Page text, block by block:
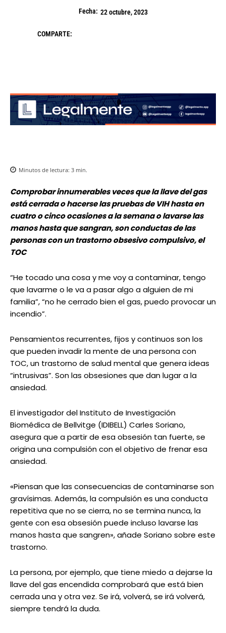
Fecha: 22 octubre, 2023
COMPARTE:
Minutos de lectura: 3 min.
Comprobar innumerables veces que la llave del gas
está cerrada o hacerse las pruebas de VIH hasta en
cuatro o cinco ocasiones a la semana o lavarse las
manos hasta que sangran, son conductas de las
personas con un trastorno obsesivo compulsivo, el
TOC
“He tocado una cosa y me voy a contaminar, tengo
que lavarme o le va a pasar algo a alguien de mi
familia”, “no he cerrado bien el gas, puedo provocar un
incendio”.
Pensamientos recurrentes, fijos y continuos son los
que pueden invadir la mente de una persona con
TOC, un trastorno de salud mental que genera ideas
“intrusivas”. Son las obsesiones que dan lugar a la
ansiedad.
El investigador del Instituto de Investigación
Biomédica de Bellvitge (IDIBELL) Carles Soriano,
asegura que a partir de esa obsesión tan fuerte, se
origina una compulsión con el objetivo de frenar esa
ansiedad.
«Piensan que las consecuencias de contaminarse son
gravísimas. Además, la compulsión es una conducta
repetitiva que no se cierra, no se termina nunca, la
gente con esa obsesión puede incluso lavarse las
manos hasta que sangren», añade Soriano sobre este
trastorno.
La persona, por ejemplo, que tiene miedo a dejarse la
llave del gas encendida comprobará que está bien
cerrada una y otra vez. Se irá, volverá, se irá volverá,
siempre tendrá la duda.